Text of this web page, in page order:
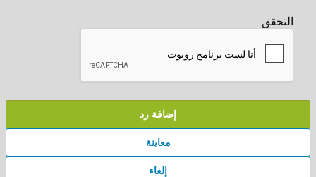
التحقق
إضافة رد
معاينة
إلغاء